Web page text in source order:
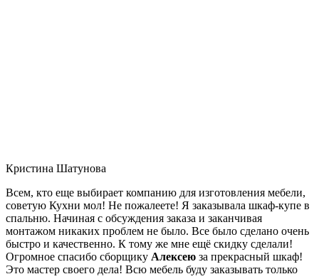
Кристина Шатунова
Всем, кто еще выбирает компанию для изготовления мебели,
советую Кухни мол! Не пожалеете! Я заказывала шкаф-купе в
спальню. Начиная с обсуждения заказа и заканчивая
монтажом никаких проблем не было. Все было сделано очень
быстро и качественно. К тому же мне ещё скидку сделали!
Огромное спасибо сборщику Алексею за прекрасный шкаф!
Это мастер своего дела! Всю мебель буду заказывать только